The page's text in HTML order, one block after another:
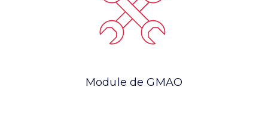
Module de GMAO